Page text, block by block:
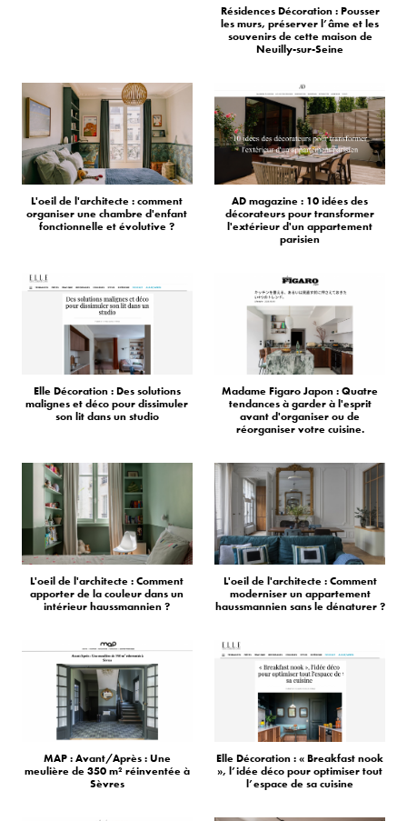
Résidences Décoration : Pousser
les murs, préserver l’âme et les
souvenirs de cette maison de
Neuilly-sur-Seine
L'oeil de l'architecte : comment
organiser une chambre d'enfant
fonctionnelle et évolutive ?
AD magazine : 10 idées des
décorateurs pour transformer
l'extérieur d'un appartement
parisien
Elle Décoration : Des solutions
malignes et déco pour dissimuler
son lit dans un studio
Madame Figaro Japon : Quatre
tendances à garder à l'esprit
avant d'organiser ou de
réorganiser votre cuisine.
L'oeil de l'architecte : Comment
apporter de la couleur dans un
intérieur haussmannien ?
L'oeil de l'architecte : Comment
moderniser un appartement
haussmannien sans le dénaturer ?
MAP : Avant/Après : Une
meulière de 350 m² réinventée à
Sèvres
Elle Décoration : « Breakfast nook
», l’idée déco pour optimiser tout
l’espace de sa cuisine